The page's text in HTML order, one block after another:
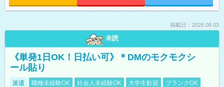
掲載日：2026.08.03
未読
《単発1日OK！日払い可》＊DMのモクモクシ
ール貼り
派遣 職種未経験OK 社会人未経験OK 大学生歓迎
ブランクOK